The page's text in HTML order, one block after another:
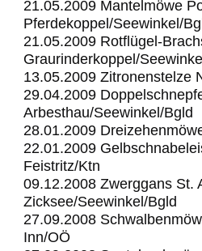
21.05.2009 Mantelmöwe
Pferdekoppel/Seewinkel/
21.05.2009 Rotflügel-
Graurinderkoppel/
13.05.2009 Zitronenstelze
29.04.2009
Arbesthau/Seewinkel/Bgld
28.01.2009
22.01.2009
Feistritz/Ktn
09.12.2008 Zwerggans St.
Zicksee/Seewinkel/Bgld
27.09.2008
Inn/OÖ